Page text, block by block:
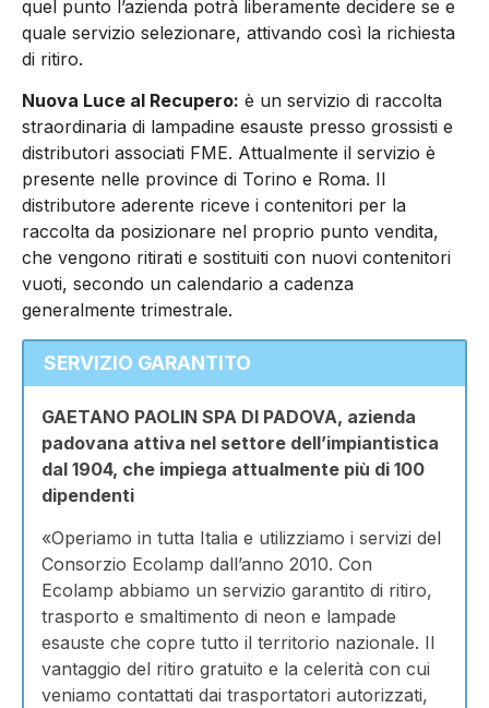
quel punto l’azienda potrà liberamente decidere se e
quale servizio selezionare, attivando così la richiesta
di ritiro.
Nuova Luce al Recupero: è un servizio di raccolta
straordinaria di lampadine esauste presso grossisti e
distributori associati FME. Attualmente il servizio è
presente nelle province di Torino e Roma. Il
distributore aderente riceve i contenitori per la
raccolta da posizionare nel proprio punto vendita,
che vengono ritirati e sostituiti con nuovi contenitori
vuoti, secondo un calendario a cadenza
generalmente trimestrale.
SERVIZIO GARANTITO
GAETANO PAOLIN SPA DI PADOVA, azienda
padovana attiva nel settore dell’impiantistica
dal 1904, che impiega attualmente più di 100
dipendenti
«Operiamo in tutta Italia e utilizziamo i servizi del
Consorzio Ecolamp dall’anno 2010. Con
Ecolamp abbiamo un servizio garantito di ritiro,
trasporto e smaltimento di neon e lampade
esauste che copre tutto il territorio nazionale. Il
vantaggio del ritiro gratuito e la celerità con cui
veniamo contattati dai trasportatori autorizzati,